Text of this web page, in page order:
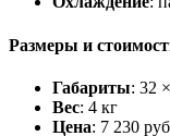
Размеры и
Габариты: 32
Вес: 4 кг
Цена: 7 230